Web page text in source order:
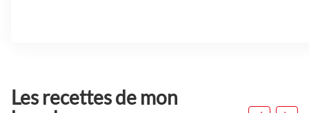
Appuyer
sur
Les recettes de mon